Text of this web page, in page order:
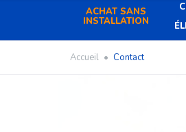
ACHAT SANS
INSTALLATION
Accueil • Contact